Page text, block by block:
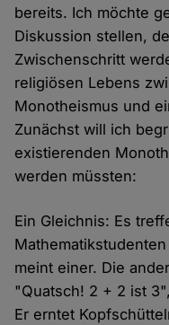
bereits. Ich möchte
Diskussion stellen,
Zwischenschritt
religiösen Lebens
Monotheismus und
Zunächst will ich
existierenden
werden müssten:
Ein Gleichnis: Es
meint einer. Die
"Quatsch! 2 + 2 ist
Er erntet